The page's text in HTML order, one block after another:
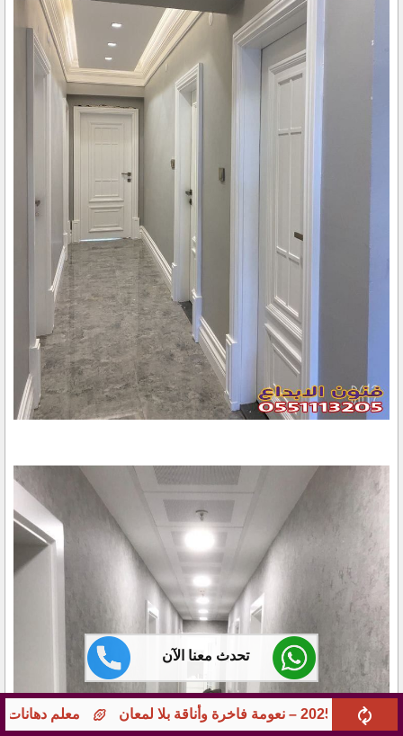
تحدث معنا الآن
معلم دهانات جوامع ومؤسسات بجدة – تشطيبات راقية